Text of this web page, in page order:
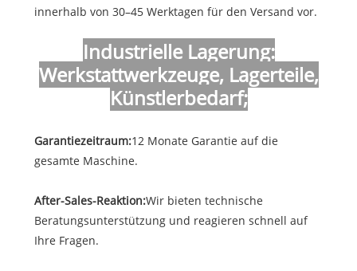
innerhalb von 30–45 Werktagen für den Versand vor.
Industrielle Lagerung:
Werkstattwerkzeuge, Lagerteile,
Künstlerbedarf;
Garantiezeitraum:12 Monate Garantie auf die
gesamte Maschine.
After-Sales-Reaktion:Wir bieten technische
Beratungsunterstützung und reagieren schnell auf
Ihre Fragen.